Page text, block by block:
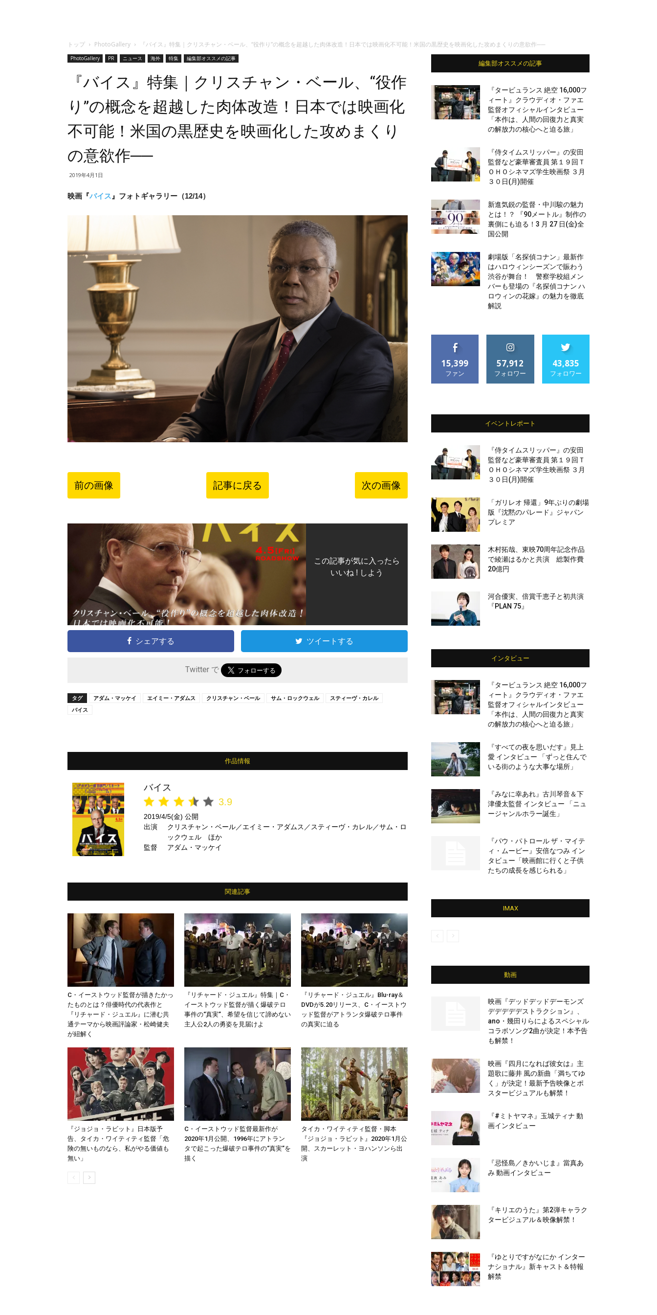
トップ PhotoGallery 『バイス』特集｜クリスチャン・ベール、“役作り”の概念を超越した肉体改造！日本では映画化不可能！米国の黒歴史を映画化した攻めまくりの意欲作──
PhotoGallery PR ニュース 海外 特集 編集部オススメの記事
『バイス』特集｜クリスチャン・ベール、“役作
り”の概念を超越した肉体改造！日本では映画化
不可能！米国の黒歴史を映画化した攻めまくり
の意欲作──
2019年4月1日
映画『バイス 』フォトギャラリー（12/14）
前の画像 記事に戻る 次の画像
この記事が気に入ったら
いいね ! しよう
シェアする ツイートする
Twitter で
タグ アダム・マッケイ エイミー・アダムス クリスチャン・ベール サム・ロックウェル
スティーヴ・カレル
バイス
作品情報
バイス
3.9
2019/4/5(金) 公開
出演
クリスチャン・ベール／エイミー・アダムス／スティーヴ・カレル／サム・ロ
ックウェル ほか
監督
アダム・マッケイ
関連記事
C・イーストウッド監督が描きたかっ
たものとは？俳優時代の代表作と
『リチャード・ジュエル』に潜む共
通テーマから映画評論家・松崎健夫
が紐解く
『リチャード・ジュエル』特集｜C・
イーストウッド監督が描く爆破テロ
事件の“真実”、希望を信じて諦めない
主人公2人の勇姿を見届けよ
『リチャード・ジュエル』Blu-ray＆
DVDが5.20リリース、C・イーストウ
ッド監督がアトランタ爆破テロ事件
の真実に迫る
『ジョジョ・ラビット』日本版予
告、タイカ・ワイティティ監督「危
険の無いものなら、私がやる価値も
無い」
C・イーストウッド監督最新作が
2020年1月公開、1996年にアトラン
タで起こった爆破テロ事件の“真実”を
描く
タイカ・ワイティティ監督・脚本
『ジョジョ・ラビット』2020年1月公
開、スカーレット・ヨハンソンら出
演
編集部オススメの記事
『タービュランス 絶空 16,000フ
ィート』クラウディオ・ファエ
監督オフィシャルインタビュー
「本作は、人間の回復力と真実
の解放力の核心へと迫る旅」
『侍タイムスリッパー』の安田
監督など豪華審査員 第１９回Ｔ
ＯＨＯシネマズ学生映画祭 ３月
３０日(月)開催
新進気鋭の監督・中川駿の魅力
とは！？ 『90メートル』制作の
裏側にも迫る！3 月 27 日(金)全
国公開
劇場版「名探偵コナン」最新作
はハロウィンシーズンで賑わう
渋谷が舞台！ 警察学校組メン
バーも登場の『名探偵コナン ハ
ロウィンの花嫁』の魅力を徹底
解説
15,399
ファン
57,912
フォロワー
43,835
フォロワー
イベントレポート
『侍タイムスリッパー』の安田
監督など豪華審査員 第１９回Ｔ
ＯＨＯシネマズ学生映画祭 ３月
３０日(月)開催
「ガリレオ 帰還」9年ぶりの劇場
版『沈黙のパレード』ジャパン
プレミア
木村拓哉、東映70周年記念作品
で綾瀬はるかと共演 総製作費
20億円
河合優実、倍賞千恵子と初共演
『PLAN 75』
インタビュー
『タービュランス 絶空 16,000フ
ィート』クラウディオ・ファエ
監督オフィシャルインタビュー
「本作は、人間の回復力と真実
の解放力の核心へと迫る旅」
『すべての夜を思いだす』見上
愛 インタビュー 「ずっと住んで
いる街のような大事な場所」
『みなに幸あれ』古川琴音＆下
津優太監督 インタビュー 「ニュ
ージャンルホラー誕生」
『パウ・パトロール ザ・マイテ
ィ・ムービー』安倍なつみ イン
タビュー「映画館に行くと子供
たちの成長を感じられる」
IMAX
動画
映画『デッドデッドデーモンズ
デデデデデストラクション』、
ano・幾田りらによるスペシャル
コラボソング2曲が決定！本予告
も解禁！
映画『四月になれば彼女は』主
題歌に藤井 風の新曲「満ちてゆ
く」が決定！最新予告映像とポ
スタービジュアルも解禁！
『#ミトヤマネ』玉城ティナ 動
画インタビュー
『忌怪島／きかいじま』當真あ
み 動画インタビュー
『キリエのうた』第2弾キャラク
タービジュアル＆映像解禁！
『ゆとりですがなにか インター
ナショナル』新キャスト＆特報
解禁